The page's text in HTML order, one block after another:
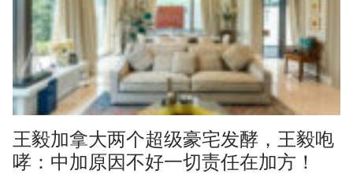
王毅加拿大两个超级豪宅发酵，王毅咆
哮：中加原因不好一切责任在加方！